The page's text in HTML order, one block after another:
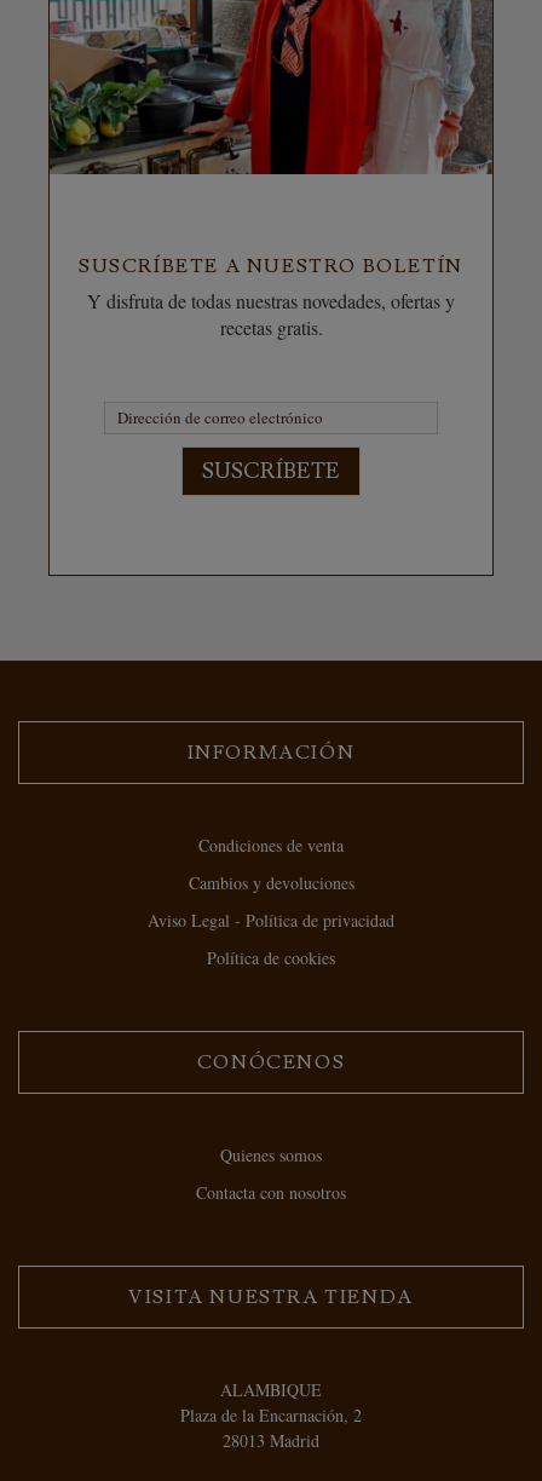
SUSCRÍBETE A NUESTRO BOLETÍN
Y disfruta de todas nuestras novedades, ofertas y
recetas gratis.
SUSCRÍBETE
INFORMACIÓN
Condiciones de venta
Cambios y devoluciones
Aviso Legal - Política de privacidad
Política de cookies
CONÓCENOS
Quienes somos
Contacta con nosotros
VISITA NUESTRA TIENDA
ALAMBIQUE
Plaza de la Encarnación, 2
28013 Madrid